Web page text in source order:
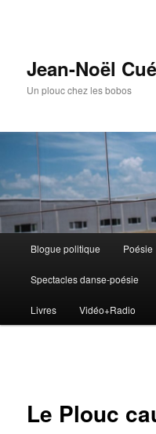
Jean-Noël
Un plouc chez les bobos
principal
Aller
au
contenu
Blogue politique Poésie
Spectacles danse-poésie
Livres Vidéo+Radio
Le Plouc